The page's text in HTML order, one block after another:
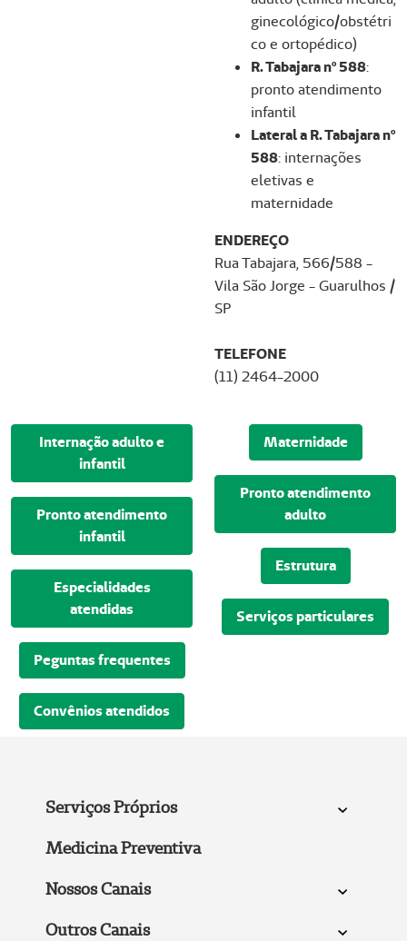
ginecológico/obstétri
co e ortopédico)
R. Tabajara nº 588:
pronto atendimento
infantil
Lateral a R. Tabajara nº
588: internações
eletivas e
maternidade
ENDEREÇO
Rua Tabajara, 566/588 -
Vila São Jorge - Guarulhos /
SP
TELEFONE
(11) 2464-2000
Internação adulto e
infantil
Pronto atendimento
infantil
Especialidades
atendidas
Peguntas frequentes
Convênios atendidos
Maternidade
Pronto atendimento
adulto
Estrutura
Serviços particulares
Serviços Próprios
Medicina Preventiva
Nossos Canais
Outros Canais